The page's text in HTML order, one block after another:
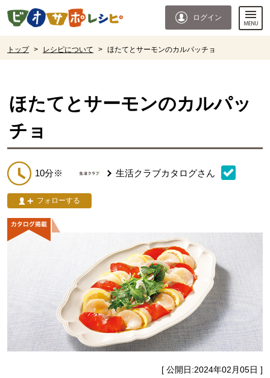
ページの先頭です。
ログイン
トップ > レシピについて > ほたてとサーモンのカルパッチョ
ほたてとサーモンのカルパッ
チョ
10分※ 生活クラブカタログさん
フォローする
[ 公開日:2024年02月05日 ]